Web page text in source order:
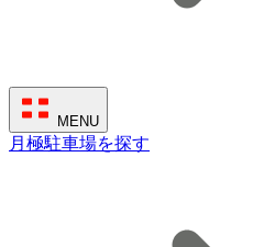
MENU
月極駐車場を探す